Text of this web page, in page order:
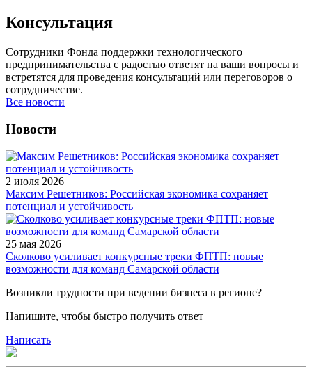
Консультация
Сотрудники Фонда поддержки технологического
предпринимательства с радостью ответят на ваши вопросы и
встретятся для проведения консультаций или переговоров о
сотрудничестве.
Все новости
Новости
2 июля 2026
Максим Решетников: Российская экономика сохраняет
потенциал и устойчивость
25 мая 2026
Сколково усиливает конкурсные треки ФПТП: новые
возможности для команд Самарской области
Возникли трудности при ведении бизнеса в регионе?
Напишите, чтобы быстро получить ответ
Написать